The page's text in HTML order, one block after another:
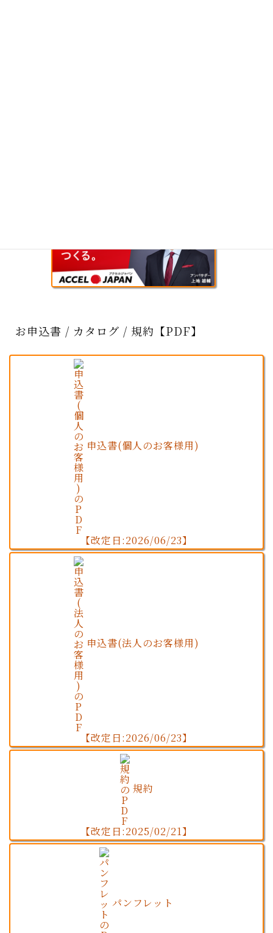
お申込書 / カタログ / 規約【PDF】
申込書(個人のお客様用)
【改定日:2026/06/23】
申込書(法人のお客様用)
【改定日:2026/06/23】
規約
【改定日:2025/02/21】
パンフレット